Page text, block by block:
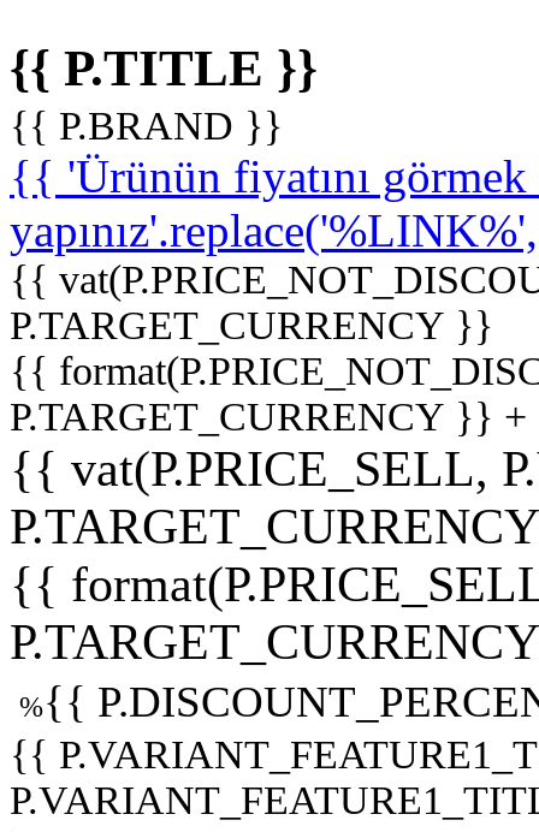
{{ P.TITLE }}
{{ P.BRAND }}
{{ 'Ürünün fiyatını
{{
P.TARGET_CURRENCY }}
{{
P.TARGET_CURRENCY }}
{{ vat(P.PRICE_SELL,
{{
%{{
{{